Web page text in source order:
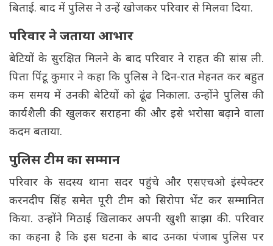
बिताई. बाद में पुलिस ने उन्हें खोजकर परिवार से मिलवा दिया.
परिवार ने जताया आभार
बेटियों के सुरक्षित मिलने के बाद परिवार ने राहत की सांस ली.
पिता पिंटू कुमार ने कहा कि पुलिस ने दिन-रात मेहनत कर बहुत
कम समय में उनकी बेटियों को ढूंढ निकाला. उन्होंने पुलिस की
कार्यशैली की खुलकर सराहना की और इसे भरोसा बढ़ाने वाला
कदम बताया.
पुलिस टीम का सम्मान
परिवार के सदस्य थाना सदर पहुंचे और एसएचओ इंस्पेक्टर
करनदीप सिंह समेत पूरी टीम को सिरोपा भेंट कर सम्मानित
किया. उन्होंने मिठाई खिलाकर अपनी खुशी साझा की. परिवार
का कहना है कि इस घटना के बाद उनका पंजाब पुलिस पर